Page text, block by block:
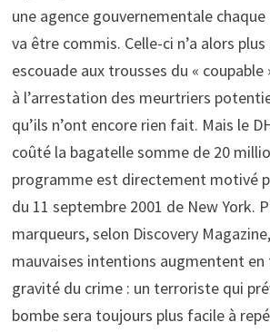
une agence gouvernementale
va être commis. Celle-ci n’a alors plus
escouade aux trousses du «
à l’arrestation des meurtriers
qu’ils n’ont encore rien fait. Mais le
coûté la bagatelle somme de 20
programme est directement motivé
du 11 septembre 2001 de New York.
marqueurs, selon Discovery
mauvaises intentions augmentent
gravité du crime : un terroriste qui
bombe sera toujours plus facile à